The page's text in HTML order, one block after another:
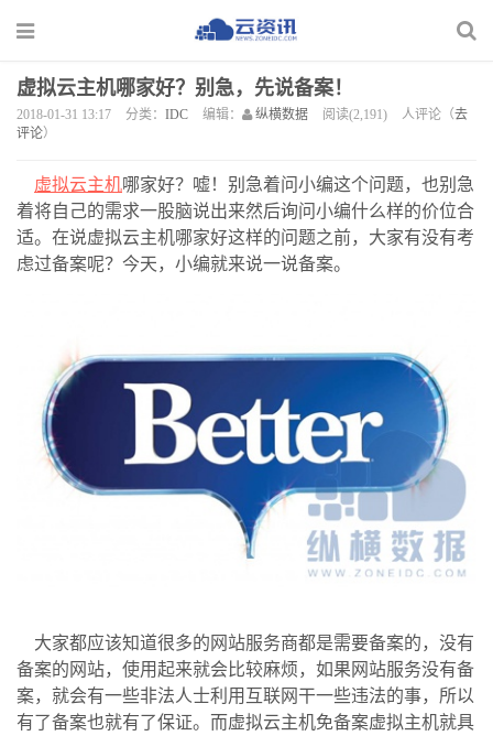
虚拟云主机哪家好？别急，先说备案！
2018-01-31 13:17 分类： IDC 编辑： 纵横数据 阅读(2,191) 人评论（去
评论）
虚拟云主机哪家好？嘘！别急着问小编这个问题，也别急
着将自己的需求一股脑说出来然后询问小编什么样的价位合
适。在说虚拟云主机哪家好这样的问题之前，大家有没有考
虑过备案呢？今天，小编就来说一说备案。
大家都应该知道很多的网站服务商都是需要备案的，没有
备案的网站，使用起来就会比较麻烦，如果网站服务没有备
案，就会有一些非法人士利用互联网干一些违法的事，所以
有了备案也就有了保证。而虚拟云主机免备案虚拟主机就具